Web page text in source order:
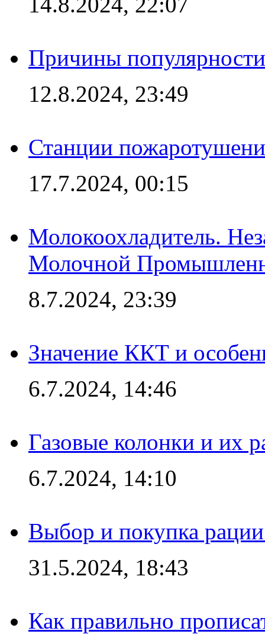
Причины
12.8.2024, 23:49
Станции
17.7.2024, 00:15
Молокоохладитель.
Молочной
8.7.2024, 23:39
Значение ККТ и
6.7.2024, 14:46
Газовые колонки и их
6.7.2024, 14:10
Выбор и покупка
31.5.2024, 18:43
Как правильно